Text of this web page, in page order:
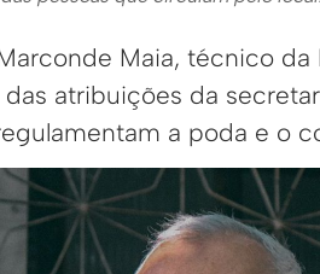
Maia, técnico da
atribuições da
a poda e o